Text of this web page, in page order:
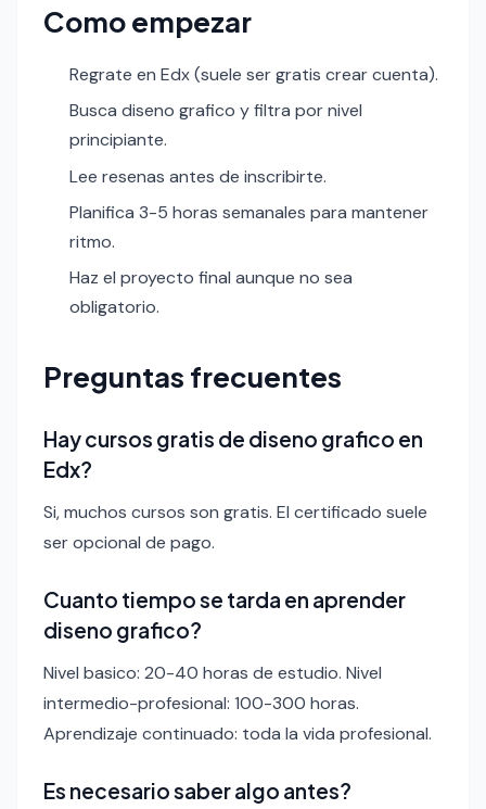
Como empezar
Regrate en Edx (suele ser gratis crear cuenta).
Busca diseno grafico y filtra por nivel
principiante.
Lee resenas antes de inscribirte.
Planifica 3-5 horas semanales para mantener
ritmo.
Haz el proyecto final aunque no sea
obligatorio.
Preguntas frecuentes
Hay cursos gratis de diseno grafico en
Edx?
Si, muchos cursos son gratis. El certificado suele
ser opcional de pago.
Cuanto tiempo se tarda en aprender
diseno grafico?
Nivel basico: 20-40 horas de estudio. Nivel
intermedio-profesional: 100-300 horas.
Aprendizaje continuado: toda la vida profesional.
Es necesario saber algo antes?